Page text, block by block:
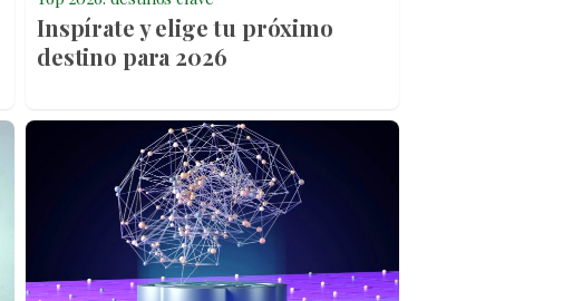
Inspírate y elige tu próximo
destino para 2026